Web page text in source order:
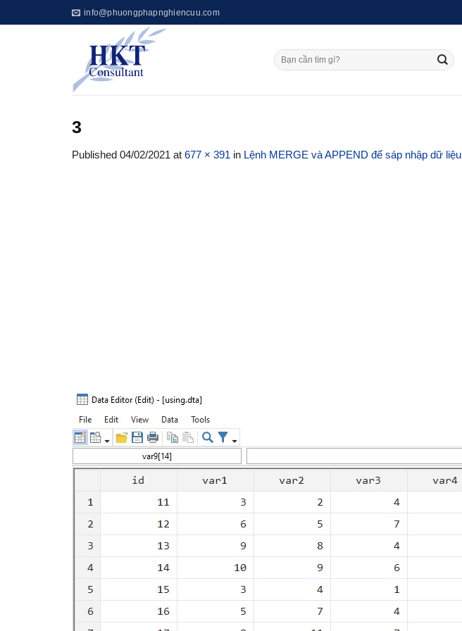
to
info@phuongphapnghiencuu.com
3
Published 04/02/2021 at 677 × 391 in Lệnh MERGE và APPEND để sáp nhập dữ liệu